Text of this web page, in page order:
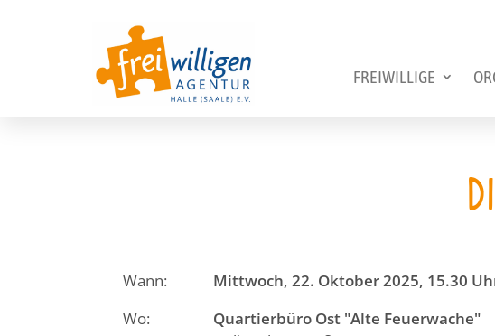
FREIWILLIGE
Wann:
Mittwoch, 22. Oktober 2025, 15.30
Wo:
Quartierbüro Ost "Alte Feuerwache"